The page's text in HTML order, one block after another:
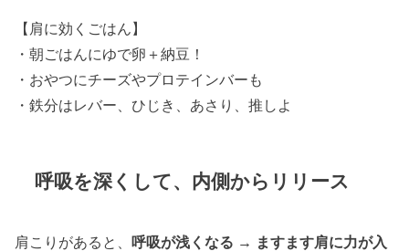
【肩に効くごはん】
・朝ごはんにゆで卵＋納豆！
・おやつにチーズやプロテインバーも
・鉄分はレバー、ひじき、あさり、推しよ
呼吸を深くして、内側からリリース
肩こりがあると、呼吸が浅くなる → ますます肩に力が入